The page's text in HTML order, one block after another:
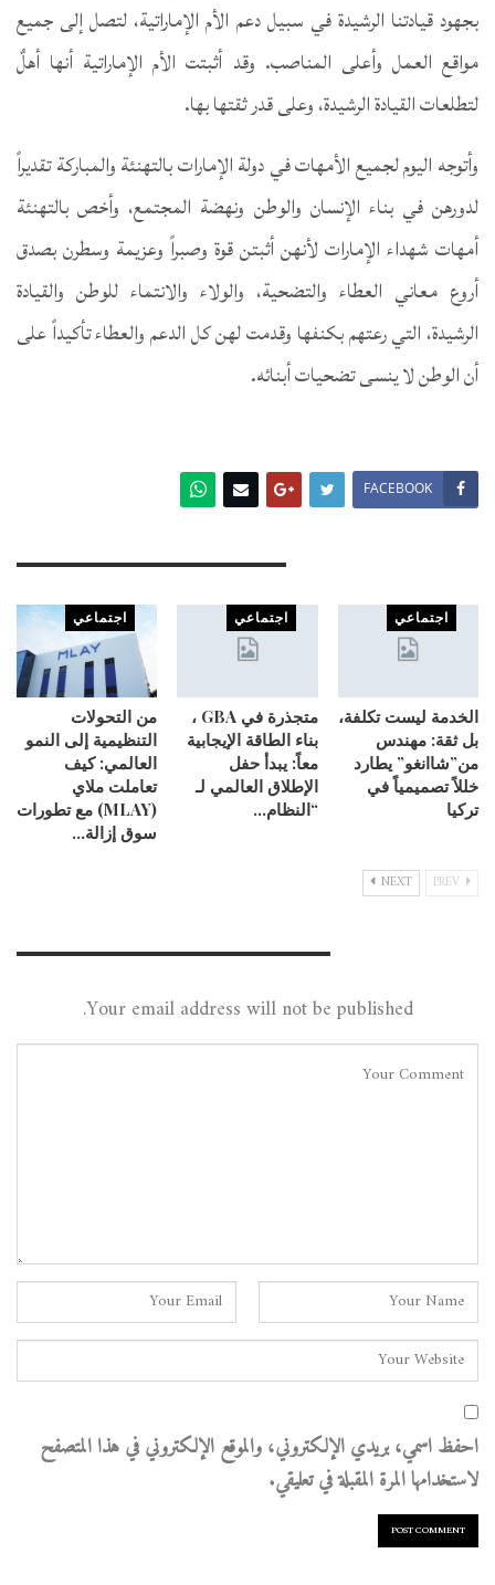
بجهود قيادتنا الرشيدة في سبيل دعم الأم الإماراتية، لتصل إلى جميع
مواقع العمل وأعلى المناصب. وقد أثبتت الأم الإماراتية أنها أهلٌ
لتطلعات القيادة الرشيدة، وعلى قدر ثقتها بها.
وأتوجه اليوم لجميع الأمهات في دولة الإمارات بالتهنئة والمباركة تقديراً
لدورهن في بناء الإنسان والوطن ونهضة المجتمع، وأخص بالتهنئة
أمهات شهداء الإمارات لأنهن أثبتن قوة وصبراً وعزيمة وسطرن بصدق
أروع معاني العطاء والتضحية، والولاء والانتماء للوطن والقيادة
الرشيدة، التي رعتهم بكنفها وقدمت لهن كل الدعم والعطاء تأكيداً على
أن الوطن لا ينسى تضحيات أبنائه.
FACEBOOK
اجتماعي
الخدمة ليست تكلفة،
بل ثقة: مهندس
من”شاانغو” يطارد
خللاً تصميمياً في
تركيا
اجتماعي
متجذرة في GBA ،
بناء الطاقة الإيجابية
معاً: يبدأ حفل
الإطلاق العالمي لـ
“النظام…
اجتماعي
من التحولات
التنظيمية إلى النمو
العالمي: كيف
تعاملت ملاي
(MLAY) مع تطورات
سوق إزالة…
NEXT
Your email address will not be published.
احفظ اسمي، بريدي الإلكتروني، والموقع الإلكتروني في هذا المتصفح
لاستخدامها المرة المقبلة في تعليقي.